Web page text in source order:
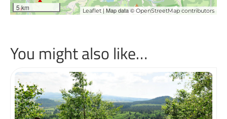
5 km Leaflet | Map data © OpenStreetMap contributors
You might also like…